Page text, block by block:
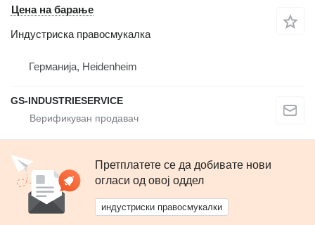
Цена на барање
Индустриска правосмукалка
Германија, Heidenheim
GS-INDUSTRIESERVICE
Претплатете се да добивате нови
огласи од овој оддел
индустриски правосмукалки